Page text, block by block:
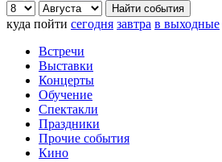
куда пойти сегодня завтра в выходные
Встречи
Выставки
Концерты
Обучение
Спектакли
Праздники
Прочие события
Кино